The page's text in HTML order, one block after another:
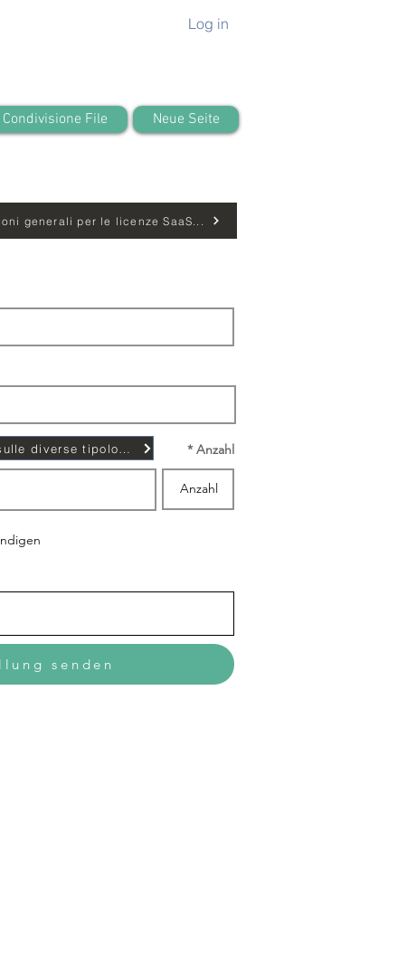
Log in
Condivisione File Neue Seite
generali per le licenze SaaS...
Scopri di più sulle diverse tipologie di contratto... Anzahl
senden